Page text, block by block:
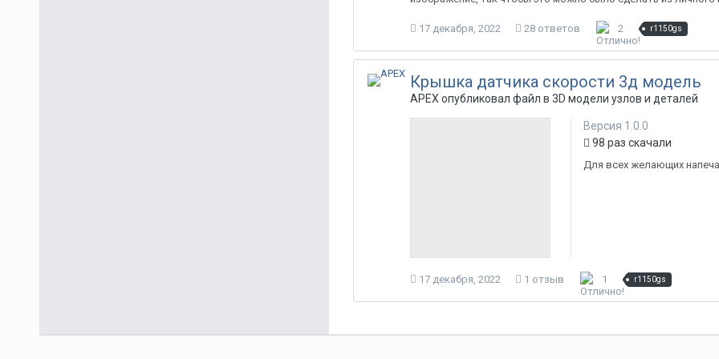
17 декабря, 2022 28 ответов 2 r1150gs
Крышка датчика скорости 3д модель
APEX опубликовал файл в 3D модели узлов и деталей
Версия 1.0.0
98 раз скачали
Для всех желающих
17 декабря, 2022 1 отзыв 1 r1150gs